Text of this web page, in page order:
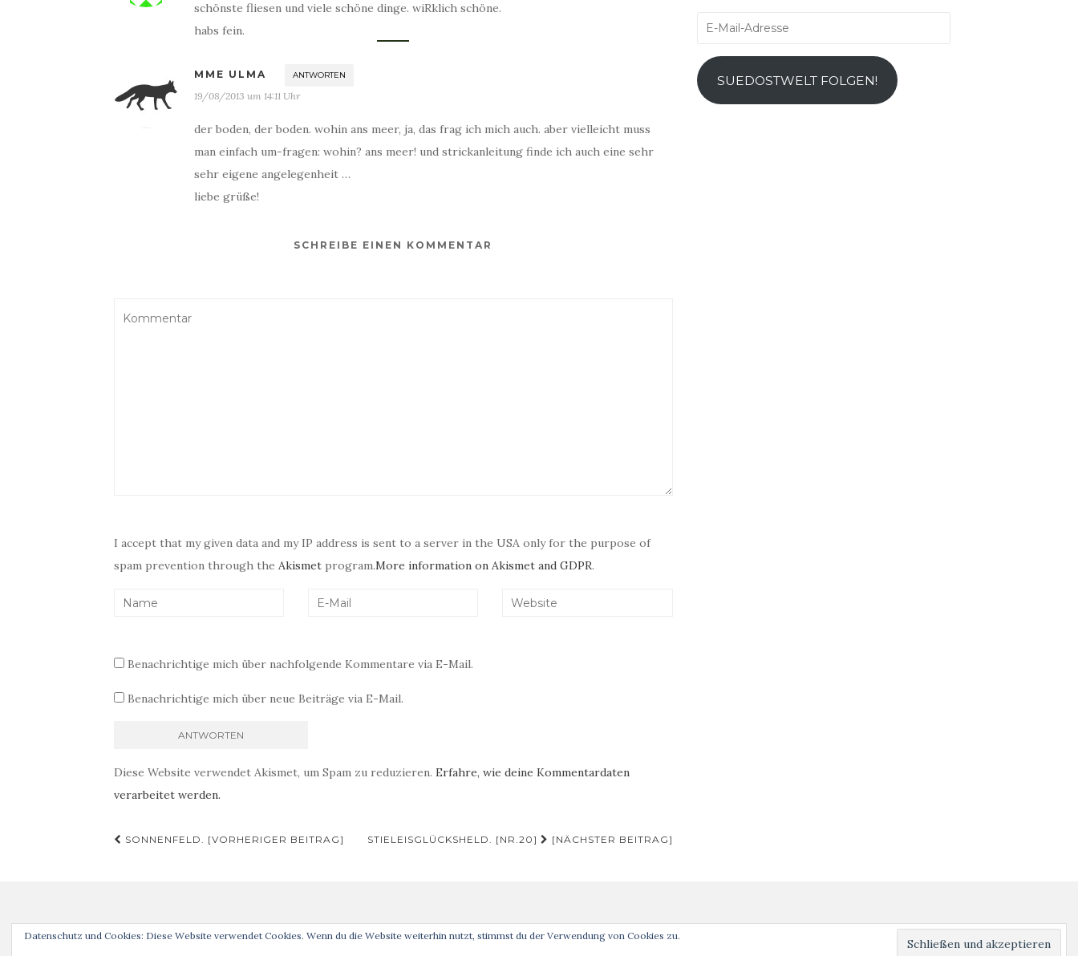
schönste fliesen und viele schöne dinge. wiRklich schöne.
habs fein.
MME ULMA ANTWORTEN
19/08/2013 um 14:11 Uhr
der boden, der boden. wohin ans meer, ja, das frag ich mich auch. aber vielleicht muss
man einfach um-fragen: wohin? ans meer! und strickanleitung finde ich auch eine sehr
sehr eigene angelegenheit …
liebe grüße!
SCHREIBE EINEN KOMMENTAR
I accept that my given data and my IP address is sent to a server in the USA only for the purpose of
spam prevention through the Akismet program.More information on Akismet and GDPR.
Benachrichtige mich über nachfolgende Kommentare via E-Mail.
Benachrichtige mich über neue Beiträge via E-Mail.
Diese Website verwendet Akismet, um Spam zu reduzieren. Erfahre, wie deine Kommentardaten
verarbeitet werden.
Beitragsnavigation
SONNENFELD. [VORHERIGER BEITRAG] STIELEISGLÜCKSHELD. [NR.20] [NÄCHSTER BEITRAG]
E-
Adresse
SUEDOSTWELT FOLGEN!
Datenschutz und Cookies: Diese Website verwendet Cookies. Wenn du die Website weiterhin nutzt, stimmst du der Verwendung von Cookies zu.
Analog ist schöner! © 2019 Theme vonColorlibPowered byWordPress